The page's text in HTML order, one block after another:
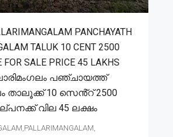
PANCHAYATH
TALUK 10 CENT 2500
FOR SALE PRICE 45 LAKHS
പഞ്ചായത്ത്
താലൂക്ക് 10 സെൻ്റ് 2500
വില 45 ലക്ഷം